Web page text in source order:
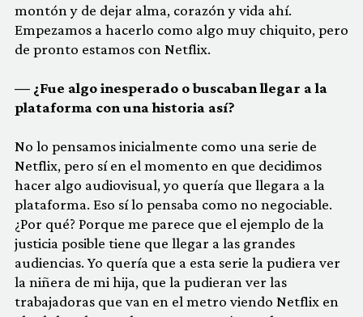
montón y de dejar alma, corazón y vida ahí.
Empezamos a hacerlo como algo muy chiquito, pero
de pronto estamos con Netflix.
— ¿Fue algo inesperado o buscaban llegar a la
plataforma con una historia así?
No lo pensamos inicialmente como una serie de
Netflix, pero sí en el momento en que decidimos
hacer algo audiovisual, yo quería que llegara a la
plataforma. Eso sí lo pensaba como no negociable.
¿Por qué? Porque me parece que el ejemplo de la
justicia posible tiene que llegar a las grandes
audiencias. Yo quería que a esta serie la pudiera ver
la niñera de mi hija, que la pudieran ver las
trabajadoras que van en el metro viendo Netflix en